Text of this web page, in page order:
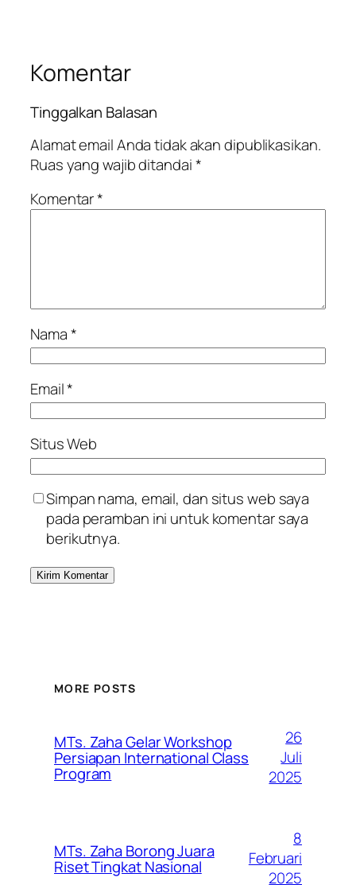
Komentar
Tinggalkan Balasan
Alamat email Anda tidak akan dipublikasikan.
Ruas yang wajib ditandai*
Komentar*
Nama*
Email*
Situs Web
Simpan nama, email, dan situs web saya
pada peramban ini untuk komentar saya
berikutnya.
MORE POSTS
MTs. Zaha Gelar Workshop
Persiapan International Class
Program
26
Juli
2025
MTs. Zaha Borong Juara
Riset Tingkat Nasional
8
Februari
2025